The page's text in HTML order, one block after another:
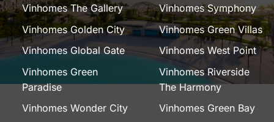
Vinhomes The Gallery
Vinhomes Golden City
Vinhomes Global Gate
Vinhomes Green
Paradise
Vinhomes Wonder City
Vinhomes Symphony
Vinhomes Green Villas
Vinhomes West Point
Vinhomes Riverside
The Harmony
Vinhomes Green Bay